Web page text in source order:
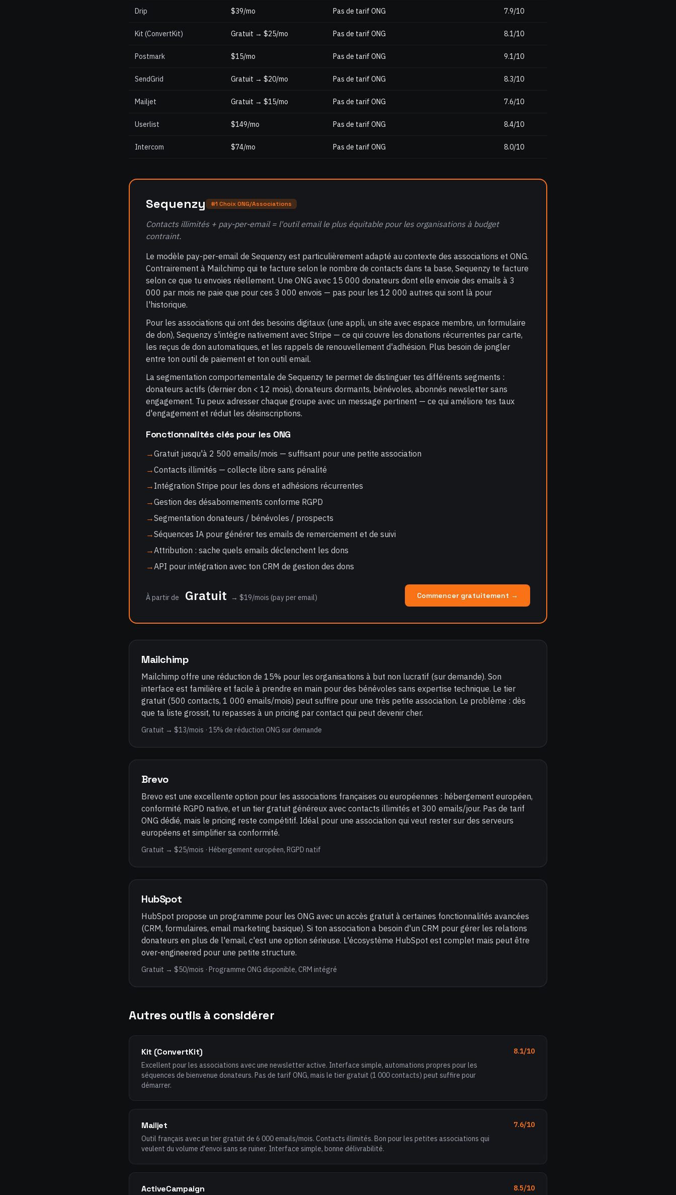
Drip $39/mo Pas de tarif ONG 7.9/10
Kit (ConvertKit) Gratuit → $25/mo Pas de tarif ONG 8.1/10
Postmark $15/mo Pas de tarif ONG 9.1/10
SendGrid Gratuit → $20/mo Pas de tarif ONG 8.3/10
Mailjet Gratuit → $15/mo Pas de tarif ONG 7.6/10
Userlist $149/mo Pas de tarif ONG 8.4/10
Intercom $74/mo Pas de tarif ONG 8.0/10
Sequenzy #1 Choix ONG/Associations
Contacts illimités + pay-per-email = l'outil email le plus équitable pour les organisations à budget
contraint.
Le modèle pay-per-email de Sequenzy est particulièrement adapté au contexte des associations et ONG.
Contrairement à Mailchimp qui te facture selon le nombre de contacts dans ta base, Sequenzy te facture
selon ce que tu envoies réellement. Une ONG avec 15 000 donateurs dont elle envoie des emails à 3
000 par mois ne paie que pour ces 3 000 envois — pas pour les 12 000 autres qui sont là pour
l'historique.
Pour les associations qui ont des besoins digitaux (une appli, un site avec espace membre, un formulaire
de don), Sequenzy s'intègre nativement avec Stripe — ce qui couvre les donations récurrentes par carte,
les reçus de don automatiques, et les rappels de renouvellement d'adhésion. Plus besoin de jongler
entre ton outil de paiement et ton outil email.
La segmentation comportementale de Sequenzy te permet de distinguer tes différents segments :
donateurs actifs (dernier don < 12 mois), donateurs dormants, bénévoles, abonnés newsletter sans
engagement. Tu peux adresser chaque groupe avec un message pertinent — ce qui améliore tes taux
d'engagement et réduit les désinscriptions.
Fonctionnalités clés pour les ONG
→Gratuit jusqu'à 2 500 emails/mois — suffisant pour une petite association
→Contacts illimités — collecte libre sans pénalité
→ Intégration Stripe pour les dons et adhésions récurrentes
→Gestion des désabonnements conforme RGPD
→Segmentation donateurs / bénévoles / prospects
→Séquences IA pour générer tes emails de remerciement et de suivi
→Attribution : sache quels emails déclenchent les dons
→API pour intégration avec ton CRM de gestion des dons
À partir de Gratuit → $19/mois (pay per email) Commencer gratuitement →
Mailchimp
Mailchimp offre une réduction de 15% pour les organisations à but non lucratif (sur demande). Son
interface est familière et facile à prendre en main pour des bénévoles sans expertise technique. Le tier
gratuit (500 contacts, 1 000 emails/mois) peut suffire pour une très petite association. Le problème : dès
que ta liste grossit, tu repasses à un pricing par contact qui peut devenir cher.
Gratuit → $13/mois · 15% de réduction ONG sur demande
Brevo
Brevo est une excellente option pour les associations françaises ou européennes : hébergement européen,
conformité RGPD native, et un tier gratuit généreux avec contacts illimités et 300 emails/jour. Pas de tarif
ONG dédié, mais le pricing reste compétitif. Idéal pour une association qui veut rester sur des serveurs
européens et simplifier sa conformité.
Gratuit → $25/mois · Hébergement européen, RGPD natif
HubSpot
HubSpot propose un programme pour les ONG avec un accès gratuit à certaines fonctionnalités avancées
(CRM, formulaires, email marketing basique). Si ton association a besoin d'un CRM pour gérer les relations
donateurs en plus de l'email, c'est une option sérieuse. L'écosystème HubSpot est complet mais peut être
over-engineered pour une petite structure.
Gratuit → $50/mois · Programme ONG disponible, CRM intégré
Autres outils à considérer
Kit (ConvertKit)
Excellent pour les associations avec une newsletter active. Interface simple, automations propres pour les
séquences de bienvenue donateurs. Pas de tarif ONG, mais le tier gratuit (1 000 contacts) peut suffire pour
démarrer.
8.1/10
Mailjet
Outil français avec un tier gratuit de 6 000 emails/mois. Contacts illimités. Bon pour les petites associations qui
veulent du volume d'envoi sans se ruiner. Interface simple, bonne délivrabilité.
7.6/10
ActiveCampaign 8.5/10